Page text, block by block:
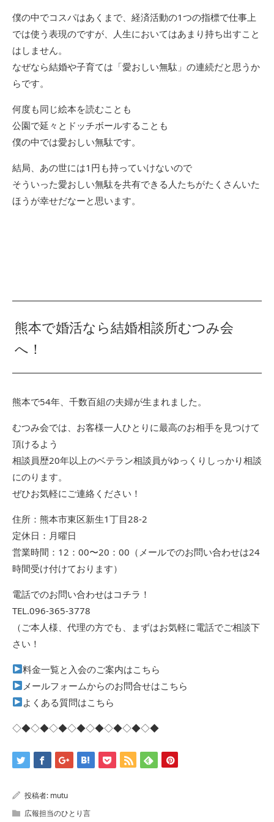
僕の中でコスパはあくまで、経済活動の1つの指標で仕事上
では使う表現のですが、人生においてはあまり持ち出すこと
はしません。
なぜなら結婚や子育ては「愛おしい無駄」の連続だと思うか
らです。
何度も同じ絵本を読むことも
公園で延々とドッチボールすることも
僕の中では愛おしい無駄です。
結局、あの世には1円も持っていけないので
そういった愛おしい無駄を共有できる人たちがたくさんいた
ほうが幸せだなーと思います。
熊本で婚活なら結婚相談所むつみ会
へ！
熊本で54年、千数百組の夫婦が生まれました。
むつみ会では、お客様一人ひとりに最高のお相手を見つけて
頂けるよう
相談員歴20年以上のベテラン相談員がゆっくりしっかり相談
にのります。
ぜひお気軽にご連絡ください！
住所：熊本市東区新生1丁目28-2
定休日：月曜日
営業時間：12：00〜20：00（メールでのお問い合わせは24
時間受け付けております）
電話でのお問い合わせはコチラ！
TEL.096-365-3778
（ご本人様、代理の方でも、まずはお気軽に電話でご相談下
さい！
料金一覧と入会のご案内はこちら
メールフォームからのお問合せはこちら
よくある質問はこちら
◇◆◇◆◇◆◇◆◇◆◇◆◇◆◇◆
投稿者: mutu
広報担当のひとり言